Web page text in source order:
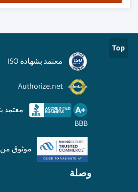
Top
معتمد بشهادة ISO
Authorize.net
BBB
موثوق من Viking Cloud
وصلة